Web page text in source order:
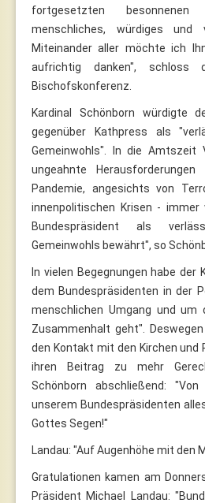
fortgesetzten
menschliches, würdiges und
Miteinander aller möchte ich
aufrichtig danken", schloss
Bischofskonferenz.
Kardinal Schönborn würdigte
gegenüber Kathpress als
Gemeinwohls". In die Amtszeit
ungeahnte
Pandemie, angesichts von
innenpolitischen Krisen -
Bundespräsident als
Gemeinwohls bewährt", so
In vielen Begegnungen habe der
dem Bundespräsidenten in der
menschlichen Umgang und um
Zusammenhalt geht".
den Kontakt mit den Kirchen und
ihren Beitrag zu mehr
Schönborn abschließend:
unserem Bundespräsidenten
Gottes Segen!"
Landau: "Auf Augenhöhe mit den
Gratulationen kamen am
Präsident Michael Landau: